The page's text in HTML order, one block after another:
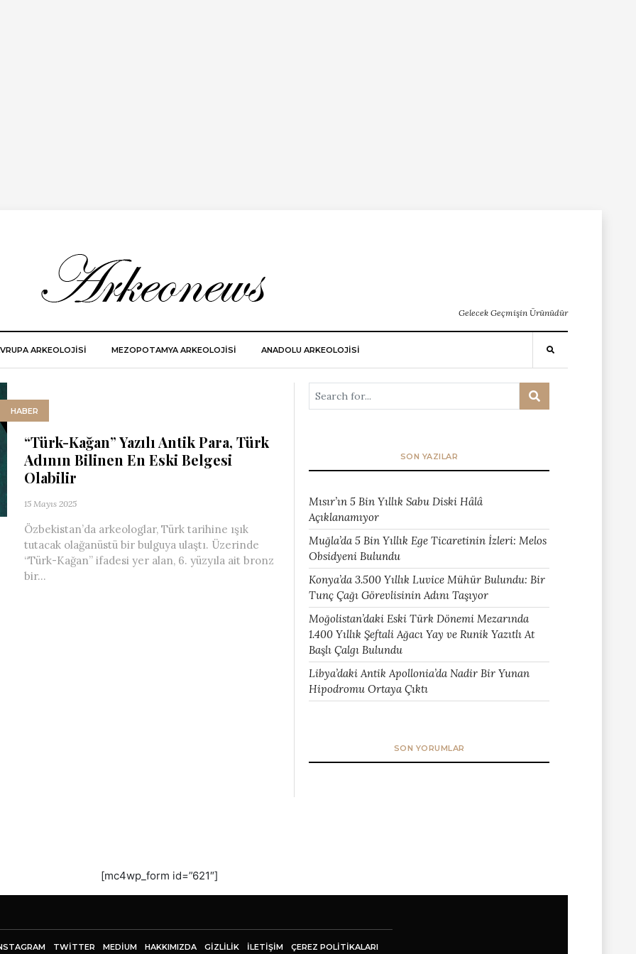
Gelecek Geçmişin Ürünüdür
ARKEOLOJISI MEZOPOTAMYA ARKEOLOJISI ANADOLU ARKEOLOJİSİ
HABER
“Türk-Kağan” Yazılı Antik Para, Türk
Adının Bilinen En Eski Belgesi
Olabilir
15 Mayıs 2025
Özbekistan’da arkeologlar, Türk tarihine ışık
tutacak olağanüstü bir bulguya ulaştı. Üzerinde
“Türk-Kağan” ifadesi yer alan, 6. yüzyıla ait bronz
bir...
SON YAZILAR
Mısır’ın 5 Bin Yıllık Sabu Diski Hâlâ
Açıklanamıyor
Muğla’da 5 Bin Yıllık Ege Ticaretinin İzleri: Melos
Obsidyeni Bulundu
Konya’da 3.500 Yıllık Luvice Mühür Bulundu: Bir
Tunç Çağı Görevlisinin Adını Taşıyor
Moğolistan’daki Eski Türk Dönemi Mezarında
1.400 Yıllık Şeftali Ağacı Yay ve Runik Yazıtlı At
Başlı Çalgı Bulundu
Libya’daki Antik Apollonia’da Nadir Bir Yunan
Hipodromu Ortaya Çıktı
SON YORUMLAR
[mc4wp_form id=”621″]
TWITTER MEDIUM HAKKIMIZDA GİZLİLİK İLETIŞIM ÇEREZ POLITIKALARI